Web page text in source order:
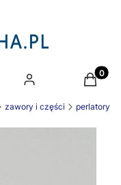
zawory i części perlatory